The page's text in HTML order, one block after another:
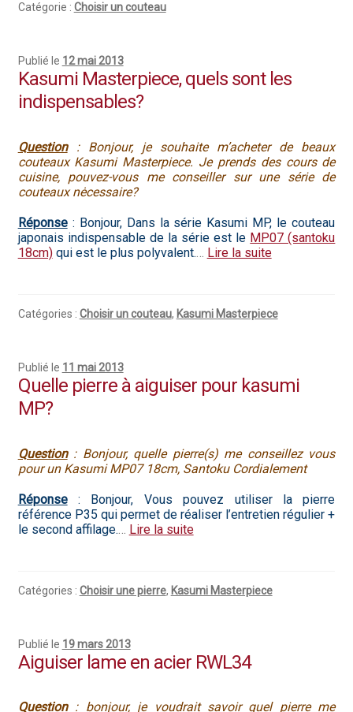
Catégorie : Choisir un couteau
Publié le 12 mai 2013
Kasumi Masterpiece, quels sont les
indispensables?
Question
: Bonjour, je souhaite m’acheter de beaux
couteaux Kasumi Masterpiece. Je prends des cours de
cuisine, pouvez-vous me conseiller sur une série de
couteaux nėcessaire?
Réponse: Bonjour, Dans la série Kasumi MP, le couteau
japonais indispensable de la série est le MP07 (santoku
18cm)qui est le plus polyvalent.… Lire la suite
Catégories : Choisir un couteau, Kasumi Masterpiece
Publié le 11 mai 2013
Quelle pierre à aiguiser pour kasumi
MP?
Question : Bonjour, quelle pierre(s) me conseillez vous
pour un Kasumi MP07 18cm, Santoku Cordialement
Réponse: Bonjour, Vous pouvez utiliser la pierre
référence P35 qui permet de réaliser l’entretien régulier +
le second affilage.… Lire la suite
Catégories : Choisir une pierre, Kasumi Masterpiece
Publié le 19 mars 2013
Aiguiser lame en acier RWL34
Question : bonjour, je voudrait savoir quel pierre me